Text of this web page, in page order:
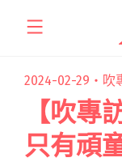
2024-02-29・ 吹
【吹專
只有頑